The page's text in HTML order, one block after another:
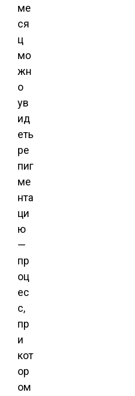
ме
ся
ц
мо
жн
о
ув
ид
еть
ре
пиг
ме
нта
ци
ю
—
пр
оц
ес
с,
пр
и
кот
ор
ом